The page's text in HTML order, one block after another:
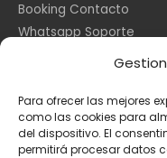
Para ofrecer las mejores
como las cookies para
del dispositivo. El
permitirá procesar datos
Booking Contacto
Whatsapp Soporte
Información